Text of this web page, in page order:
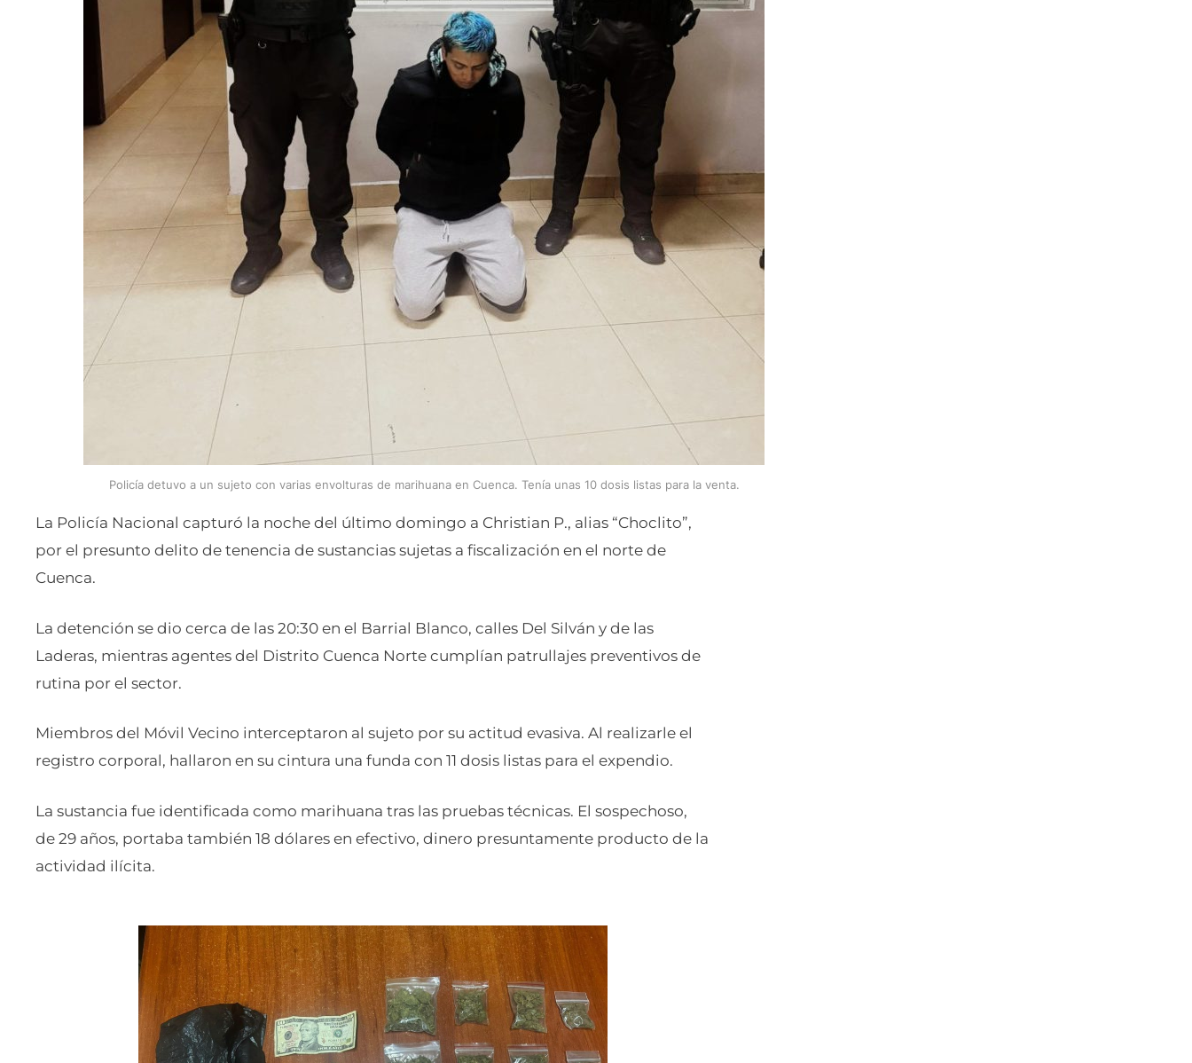
Policía detuvo a un sujeto con varias envolturas de marihuana en Cuenca. Tenía unas 10 dosis listas para la venta.
La Policía Nacional capturó la noche del último domingo a Christian P., alias “Choclito”,
por el presunto delito de tenencia de sustancias sujetas a fiscalización en el norte de
Cuenca.
La detención se dio cerca de las 20:30 en el Barrial Blanco, calles Del Silván y de las
Laderas, mientras agentes del Distrito Cuenca Norte cumplían patrullajes preventivos de
rutina por el sector.
Miembros del Móvil Vecino interceptaron al sujeto por su actitud evasiva. Al realizarle el
registro corporal, hallaron en su cintura una funda con 11 dosis listas para el expendio.
La sustancia fue identificada como marihuana tras las pruebas técnicas. El sospechoso,
de 29 años, portaba también 18 dólares en efectivo, dinero presuntamente producto de la
actividad ilícita.